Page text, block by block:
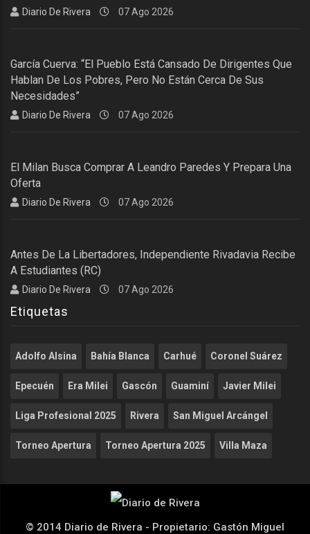
Diario De Rivera 07 Ago 2026
García Cuerva: “El Pueblo Está Cansado De Dirigentes Que
Hablan De Los Pobres, Pero No Están Cerca De Sus
Necesidades”
Diario De Rivera 07 Ago 2026
El Milan Busca Comprar A Leandro Paredes Y Prepara Una
Oferta
Diario De Rivera 07 Ago 2026
Antes De La Libertadores, Independiente Rivadavia Recibe
A Estudiantes (RC)
Diario De Rivera 07 Ago 2026
Etiquetas
Adolfo Alsina Bahía Blanca Carhué Coronel Suárez
Epecuén Era Milei Gascón Guaminí Javier Milei
Liga Profesional 2025 Rivera San Miguel Arcángel
Torneo Apertura Torneo Apertura 2025 Villa Maza
© 2014 Diario de Rivera - Propietario: Gastón Miguel